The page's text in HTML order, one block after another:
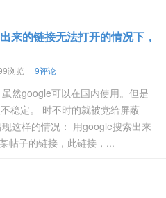
来的链接无法打开的情况下，
浏览 9评论
然google可以在国内使用。但是
稳定。 时不时的就被党给屏蔽
这样的情况： 用google搜索出来
帖子的链接，此链接，...